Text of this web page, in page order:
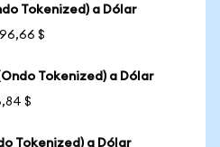
Tokenized) a Dólar
$
Tokenized) a Dólar
$
Tokenized) a Dólar